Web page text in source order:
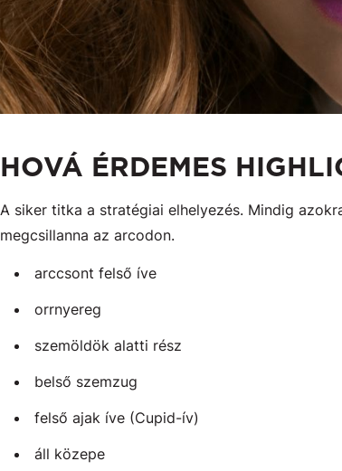
HOVÁ ÉRDEMES
A siker titka a stratégiai elhelyezés. Mindig
megcsillanna az arcodon.
arccsont felső íve
orrnyereg
szemöldök alatti rész
belső szemzug
felső ajak íve (Cupid-ív)
áll közepe